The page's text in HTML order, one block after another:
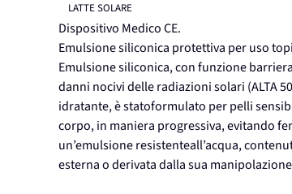
LATTE SOLARE
Dispositivo Medico CE.
Emulsione siliconica protettiva per uso
Emulsione siliconica, con funzione
danni nocivi delle radiazioni solari (ALTA
idratante, è statoformulato per pelli
corpo, in maniera progressiva, evitando
un’emulsione resistenteall’acqua,
esterna o derivata dalla sua